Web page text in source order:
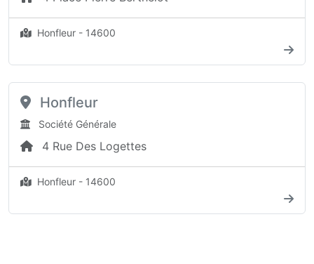
Honfleur - 14600
Honfleur
Société Générale
4 Rue Des Logettes
Honfleur - 14600